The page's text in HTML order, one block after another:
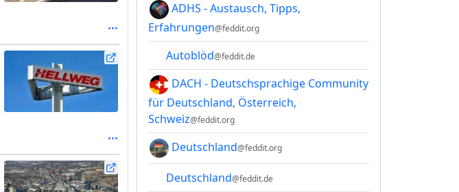
ADHS - Austausch, Tipps,
Erfahrungen@feddit.org
Autoblöd@feddit.de
DACH - Deutschsprachige Community
für Deutschland, Österreich,
Schweiz@feddit.org
Deutschland@feddit.org
Deutschland@feddit.de